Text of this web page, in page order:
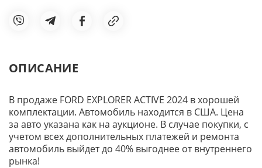
ОПИСАНИЕ
В продаже FORD EXPLORER ACTIVE 2024 в хорошей
комплектации. Автомобиль находится в США. Цена
за авто указана как на аукционе. В случае покупки, с
учетом всех дополнительных платежей и ремонта
автомобиль выйдет до 40% выгоднее от внутреннего
рынка!